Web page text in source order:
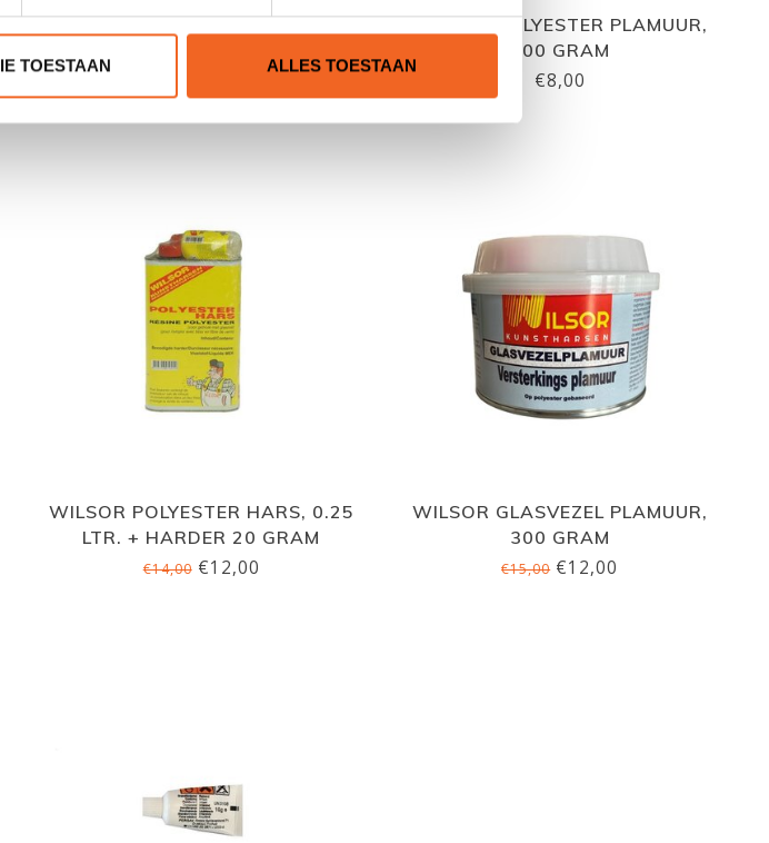
TOESTAAN ALLES TOESTAAN
WILSOR EPOXY PLAMUUR, 400
WILSOR POLYESTER PLAMUUR,
200 GRAM
€8,00
WILSOR POLYESTER HARS, 0.25
LTR. + HARDER 20 GRAM
€14,00€12,00
WILSOR GLASVEZEL PLAMUUR,
300 GRAM
€15,00€12,00